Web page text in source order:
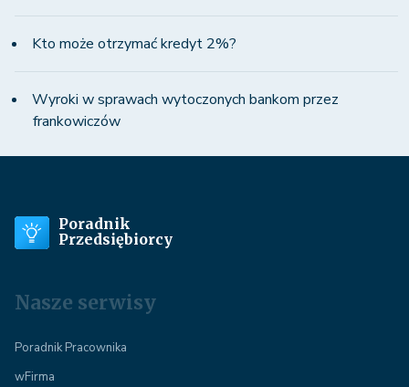
Kto może otrzymać kredyt 2%?
Wyroki w sprawach wytoczonych bankom przez
frankowiczów
Poradnik
Przedsiębiorcy
Nasze serwisy
Poradnik Pracownika
wFirma